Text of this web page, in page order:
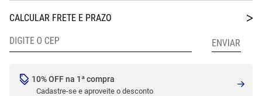
10% OFF na 1ª compra
Cadastre-se e aproveite o desconto